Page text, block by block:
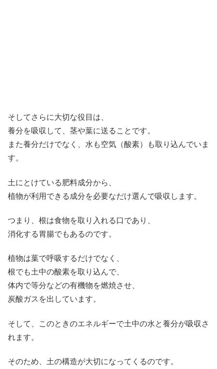
そしてさらに大切な役目は、
養分を吸収して、茎や葉に送ることです。
また養分だけでなく、水も空気（酸素）も取り込んでいま
す。
土にとけている肥料成分から、
植物が利用できる成分を必要なだけ選んで吸収します。
つまり、根は食物を取り入れる口であり、
消化する胃腸でもあるのです。
植物は葉で呼吸するだけでなく、
根でも土中の酸素を取り込んで、
体内で等分などの有機物を燃焼させ、
炭酸ガスを出しています。
そして、このときのエネルギーで土中の水と養分が吸収さ
れます。
そのため、土の構造が大切になってくるのです。